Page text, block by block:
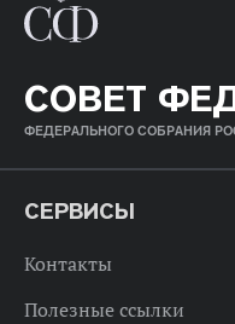
СОВЕТ
ФЕДЕРАЛЬНОГО СОБРАНИЯ
СЕРВИСЫ
Контакты
Полезные ссылки